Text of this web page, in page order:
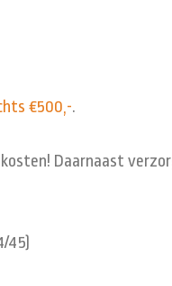
€500,-.
Daarnaast
45)